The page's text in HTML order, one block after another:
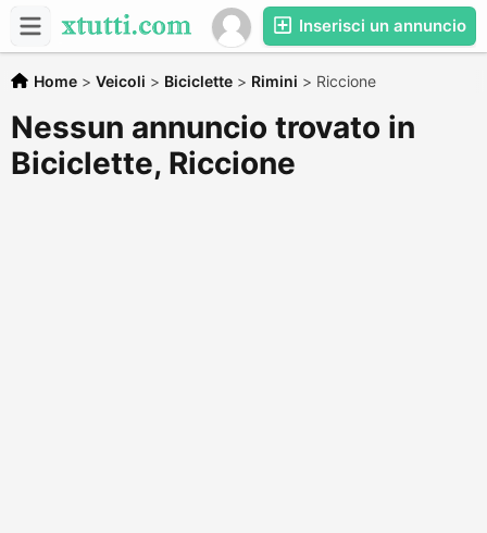
Inserisci un annuncio
Home > Veicoli > Biciclette > Rimini > Riccione
Nessun annuncio trovato in
Biciclette, Riccione